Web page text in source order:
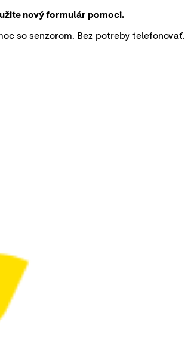
nový formulár pomoci.
so senzorom. Bez potreby telefonovať.